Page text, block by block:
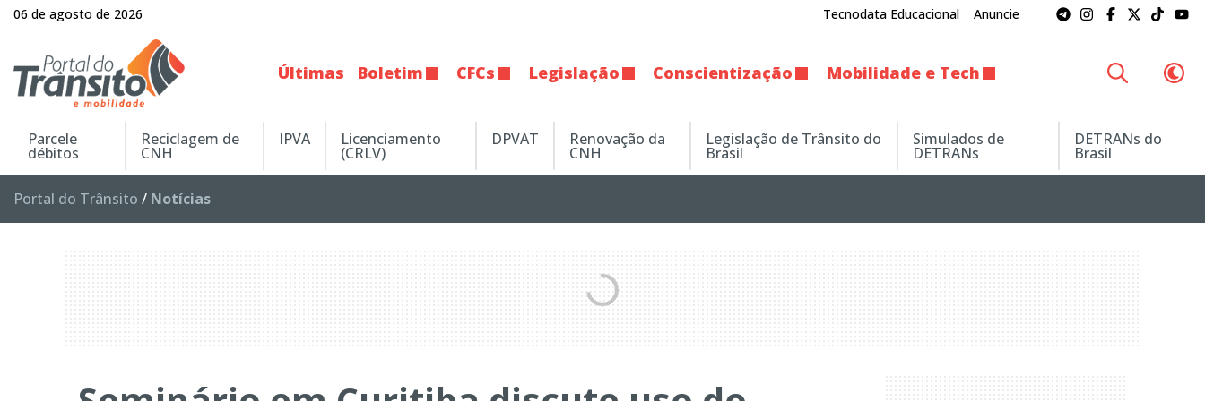
06 de agosto de 2026 Tecnodata Educacional Anuncie
Últimas Boletim CFCs Legislação Conscientização Mobilidade e Tech
Parcele
débitos
Reciclagem de
CNH
IPVA Licenciamento
(CRLV)
DPVAT Renovação da
CNH
Legislação de Trânsito do
Brasil
Simulados de
DETRANs
DETRANs do
Brasil
Portal do Trânsito / Notícias